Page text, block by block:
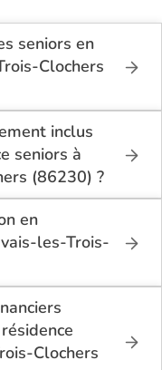
seniors en
Clochers
on recense
en location à
(86230).
inclus
seniors à
(86230) ?
Clochers
généralement :
l’accès à des
/ surveillance, la
Certains
faire monter le
en
les-Trois-
à Saint-Gervais-
aux personnes
adapté, sécurisé
environ 60 ans ou
ses conditions.
Clochers